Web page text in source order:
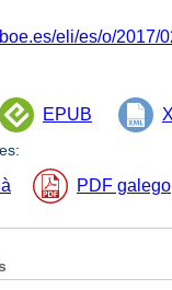
eli/es/o/2017/
EPUB
PDF galego